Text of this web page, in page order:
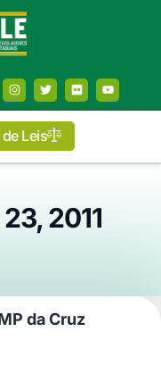
Leis
2011
da Cruz